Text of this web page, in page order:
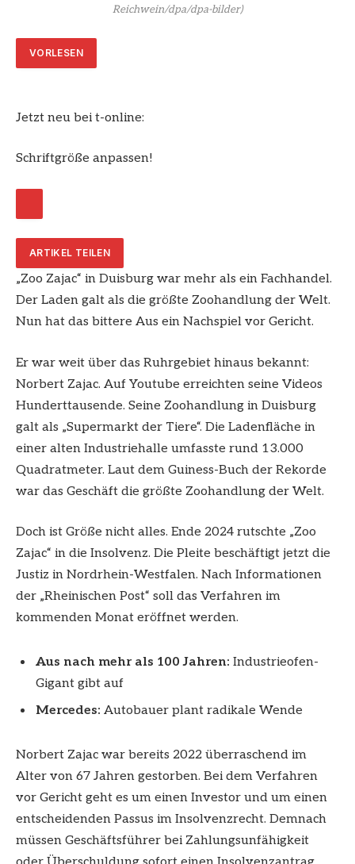
Reichwein/dpa/dpa-bilder)
VORLESEN
Jetzt neu bei t-online:
Schriftgröße anpassen!
ARTIKEL TEILEN
„Zoo Zajac“ in Duisburg war mehr als ein Fachhandel.
Der Laden galt als die größte Zoohandlung der Welt.
Nun hat das bittere Aus ein Nachspiel vor Gericht.
Er war weit über das Ruhrgebiet hinaus bekannt:
Norbert Zajac. Auf Youtube erreichten seine Videos
Hunderttausende. Seine Zoohandlung in Duisburg
galt als „Supermarkt der Tiere“. Die Ladenfläche in
einer alten Industriehalle umfasste rund 13.000
Quadratmeter. Laut dem Guiness-Buch der Rekorde
war das Geschäft die größte Zoohandlung der Welt.
Doch ist Größe nicht alles. Ende 2024 rutschte „Zoo
Zajac“ in die Insolvenz. Die Pleite beschäftigt jetzt die
Justiz in Nordrhein-Westfalen. Nach Informationen
der „Rheinischen Post“ soll das Verfahren im
kommenden Monat eröffnet werden.
Aus nach mehr als 100 Jahren: Industrieofen-
Gigant gibt auf
Mercedes: Autobauer plant radikale Wende
Norbert Zajac war bereits 2022 überraschend im
Alter von 67 Jahren gestorben. Bei dem Verfahren
vor Gericht geht es um einen Investor und um einen
entscheidenden Passus im Insolvenzrecht. Demnach
müssen Geschäftsführer bei Zahlungsunfähigkeit